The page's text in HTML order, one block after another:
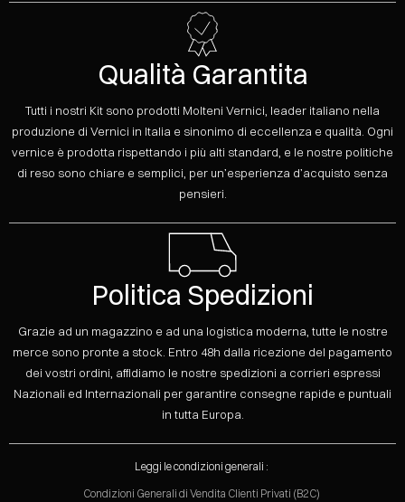
Qualità Garantita
Tutti i nostri Kit sono prodotti Molteni Vernici, leader italiano nella
produzione di Vernici in Italia e sinonimo di eccellenza e qualità. Ogni
vernice è prodotta rispettando i più alti standard, e le nostre politiche
di reso sono chiare e semplici, per un’esperienza d’acquisto senza
pensieri.
Politica Spedizioni
Grazie ad un magazzino e ad una logistica moderna, tutte le nostre
merce sono pronte a stock. Entro 48h dalla ricezione del pagamento
dei vostri ordini, affidiamo le nostre spedizioni a corrieri espressi
Nazionali ed Internazionali per garantire consegne rapide e puntuali
in tutta Europa.
Leggi le condizioni generali :
Condizioni Generali di Vendita Clienti Privati (B2C)